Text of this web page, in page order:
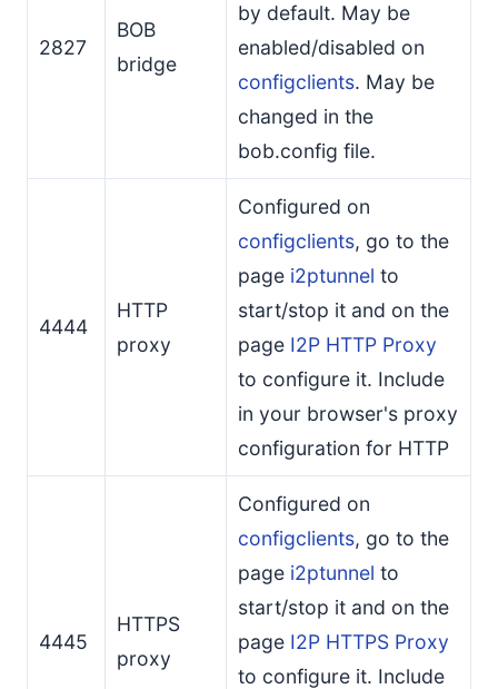
2827
BOB
bridge
by default. May be
enabled/disabled on
configclients. May be
changed in the
bob.config file.
4444
HTTP
proxy
Configured on
configclients, go to the
page i2ptunnel to
start/stop it and on the
page I2P HTTP Proxy
to configure it. Include
in your browser's proxy
configuration for HTTP
4445
HTTPS
proxy
Configured on
configclients, go to the
page i2ptunnel to
start/stop it and on the
page I2P HTTPS Proxy
to configure it. Include